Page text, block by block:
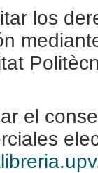
los
el